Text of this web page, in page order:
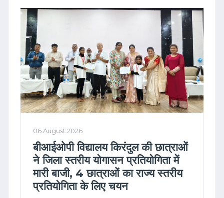
06 August 2026
बीआईओपी विद्यालय किरंदुल की छात्राओं
ने जिला स्तरीय योगासन प्रतियोगिता में
मारी बाजी, 4 छात्राओं का राज्य स्तरीय
प्रतियोगिता के लिए चयन